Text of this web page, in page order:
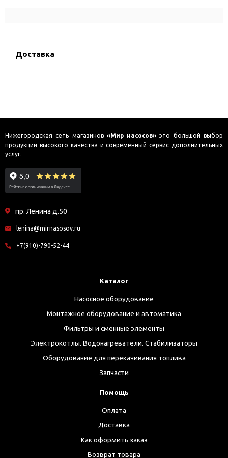
Доставка
Нижегородская сеть магазинов «Мир насосов» это большой выбор
продукции высокого качества и современный сервис дополнительных
услуг.
пр. Ленина д.50
lenina@mirnasosov.ru
+7(910)-790-52-44
Каталог
Насосное оборудование
Монтажное оборудование и автоматика
Фильтры и сменные элементы
Электрокотлы. Водонагреватели. Стабилизаторы
Оборудование для перекачивания топлива
Запчасти
Помощь
Оплата
Доставка
Как оформить заказ
Возврат товара